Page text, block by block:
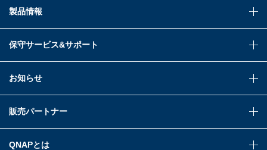
製品情報
保守サービス&サポート
お知らせ
販売パートナー
QNAPとは